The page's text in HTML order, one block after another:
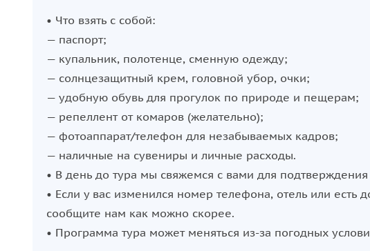
• Что взять с собой:
— паспорт;
— купальник, полотенце, сменную одежду;
— солнцезащитный крем, головной убор, очки;
— удобную обувь для прогулок по природе и пещерам;
— репеллент от комаров (желательно);
— фотоаппарат/телефон для незабываемых кадров;
— наличные на сувениры и личные расходы.
• В день до тура мы свяжемся с вами для
• Если у вас изменился номер телефона, отель или есть
сообщите нам как можно скорее.
• Программа тура может меняться из-за погодных